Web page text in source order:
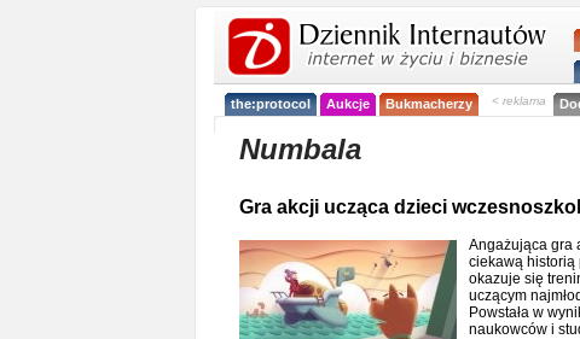
the:protocol Aukcje Bukmacherzy < reklama
Numbala
Gra akcji ucząca dzieci
Angażująca gra
ciekawą historią
okazuje się
uczącym
Powstała w
naukowców i